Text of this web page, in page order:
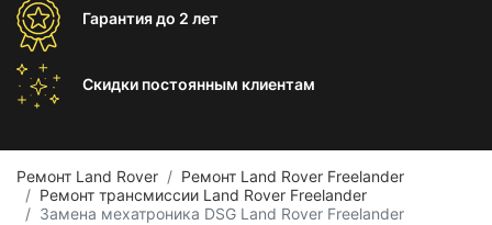
Гарантиядо 2 лет
Скидки постоянным клиентам
Ремонт Land Rover
Ремонт Land Rover Freelander
Ремонт трансмиссии Land Rover Freelander
Замена мехатроника DSG Land Rover Freelander